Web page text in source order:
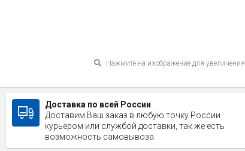
Нажмите на изображение для увеличения
Доставка по всей России
Доставим Ваш заказ в любую точку России
курьером или службой доставки, так же есть
возможность самовывоза